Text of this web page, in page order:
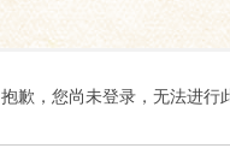
抱歉，您尚未登录，无法进行